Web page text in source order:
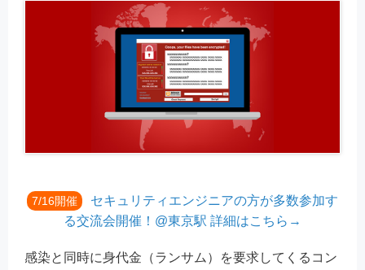
7/16開催
セキュリティエンジニアの方が多数参加す
る交流会開催！@東京駅 詳細はこちら→
感染と同時に身代金（ランサム）を要求してくるコン